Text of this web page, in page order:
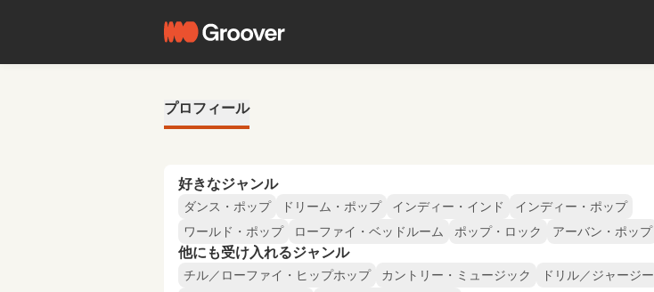
プロフィール
好きなジャンル
ダンス・ポップ ドリーム・ポップ インディー・インド
インディー・ポップ
ワールド・ポップ
ローファイ・ベッドルーム ポップ・ロック アーバン・ポップ
他にも受け入れるジャンル
チル／ローファイ・ヒップホップ カントリー・ミュージック ドリル／ジャージー